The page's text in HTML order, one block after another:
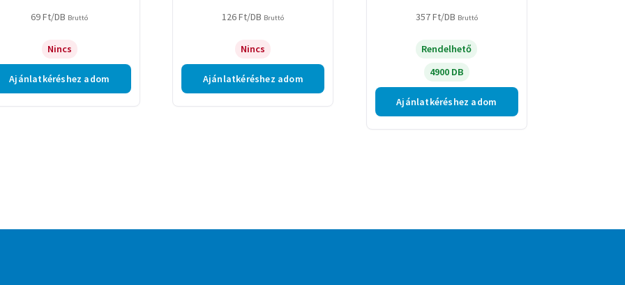
69Ft/DB Bruttó
Nincs
Ajánlatkéréshez adom
126Ft/DB Bruttó
Nincs
Ajánlatkéréshez adom
357Ft/DB Bruttó
Rendelhető
4900 DB
Ajánlatkéréshez adom